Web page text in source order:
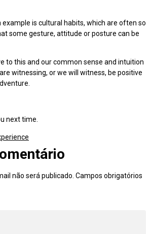
is cultural habits, which are often so
some gesture, attitude or posture can be
to this and our common sense and intuition
witnessing, or we will witness, be positive
next time.
não será publicado. Campos obrigatórios